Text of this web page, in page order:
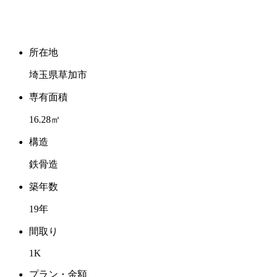
所在地
埼玉県草加市
専有面積
16.28㎡
構造
鉄骨造
築年数
19年
間取り
1K
プラン・金額